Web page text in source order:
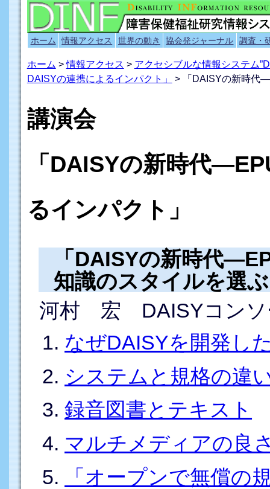
ホーム 情報アクセス 世界の動き 協会発ジャーナル 調査・
ホーム >情報アクセス > アクセシブルな情報システム
DAISYの連携によるインパクト」
> 「DAISYの新時代
講演会
「DAISYの新時代
るインパクト」
「DAISYの新時代
知識のスタイルを選
河村 宏 DAISYコン
なぜDAISYを開発し
システムと規格の違
録音図書とテキスト
マルチメディアの良
「オープンで無償の